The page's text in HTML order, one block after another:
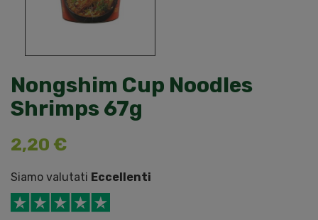
Nongshim Cup Noodles
Shrimps 67g
2,20 €
Siamo valutati Eccellenti